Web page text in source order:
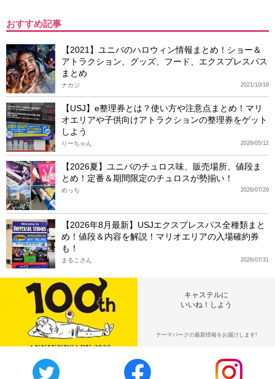
おすすめ記事
【2021】ユニバのハロウィン情報まとめ！ショー＆
アトラクション、グッズ、フード、エクスプレスパス
まとめ
2021/10/18
ナカジ
【USJ】e整理券とは？使い方や注意点まとめ！マリ
オエリアや子供向けアトラクションの整理券をゲット
しよう
2026/05/12
りーちゃん
【2026夏】ユニバのチュロス味、販売場所、値段ま
とめ！定番＆期間限定のチュロスが勢揃い！
2026/07/29
めっち
【2026年8月最新】USJエクスプレスパス全種類まと
め！値段＆内容を解説！マリオエリアの入場確約券
も！
2026/07/31
まるこさん
キャステルに
いいね！しよう
テーマパークの最新情報をお届けします!